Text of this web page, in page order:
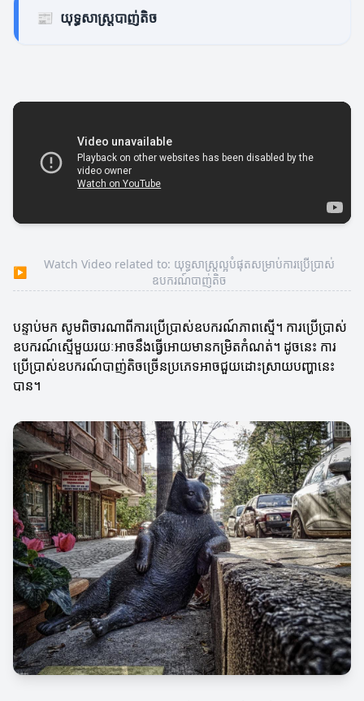
📰 យុទ្ធសាស្ត្របាញ់តិច
▶
Watch Video related to: យុទ្ធសាស្ត្រល្អបំផុតសម្រាប់ការប្រើប្រាស់
ឧបករណ៍បាញ់តិច
បន្ទាប់មក សូមពិចារណាពីការប្រើប្រាស់ឧបករណ៍ភាពស្មើ។ ការប្រើប្រាស់
ឧបករណ៍ស្មើមួយរយៈអាចនឹងធ្វើអោយមានកម្រិតកំណត់។ ដូចនេះ ការ
ប្រើប្រាស់ឧបករណ៍បាញ់តិចច្រើនប្រភេទអាចជួយដោះស្រាយបញ្ហានេះ
បាន។